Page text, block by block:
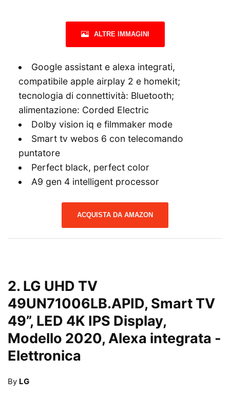
ALTRE IMMAGINI
Google assistant e alexa integrati,
compatibile apple airplay 2 e homekit;
tecnologia di connettività: Bluetooth;
alimentazione: Corded Electric
Dolby vision iq e filmmaker mode
Smart tv webos 6 con telecomando
puntatore
Perfect black, perfect color
Α9 gen 4 intelligent processor
ACQUISTA DA AMAZON
2. LG UHD TV
49UN71006LB.APID, Smart TV
49”, LED 4K IPS Display,
Modello 2020, Alexa integrata -
Elettronica
By LG